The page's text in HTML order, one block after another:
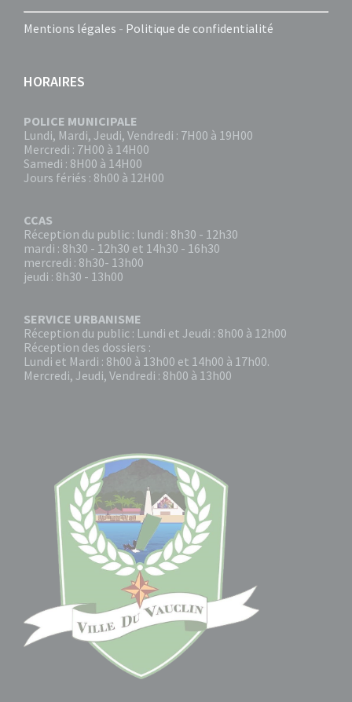
Mentions légales - Politique de confidentialité
HORAIRES
POLICE MUNICIPALE
Lundi, Mardi, Jeudi, Vendredi : 7H00 à 19H00
Mercredi : 7H00 à 14H00
Samedi : 8H00 à 14H00
Jours fériés : 8h00 à 12H00
CCAS
Réception du public : lundi : 8h30 - 12h30
mardi : 8h30 - 12h30 et 14h30 - 16h30
mercredi : 8h30- 13h00
jeudi : 8h30 - 13h00
SERVICE URBANISME
Réception du public : Lundi et Jeudi : 8h00 à 12h00
Réception des dossiers :
Lundi et Mardi : 8h00 à 13h00 et 14h00 à 17h00.
Mercredi, Jeudi, Vendredi : 8h00 à 13h00